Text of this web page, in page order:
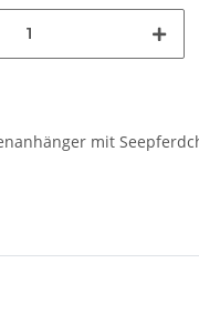
mit